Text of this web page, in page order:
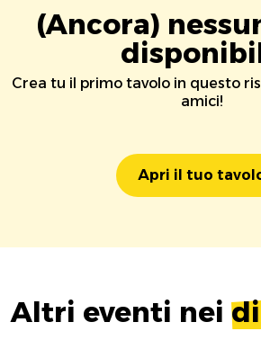
(Ancora)
Crea tu il primo tavolo in questo
amici!
Apri il tuo
Altri eventi nei